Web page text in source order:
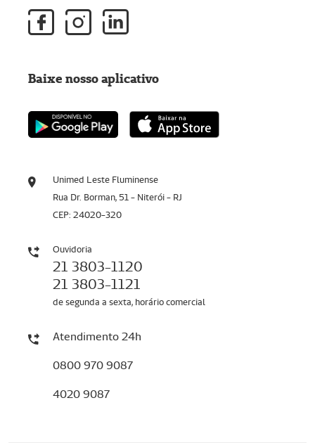
Unimed Leste Fluminense
Rua Dr. Borman, 51 - Niterói - RJ
CEP: 24020-320
Ouvidoria
21 3803-1120
21 3803-1121
de segunda a sexta, horário comercial
Atendimento 24h
0800 970 9087
4020 9087
Baixe nosso aplicativo